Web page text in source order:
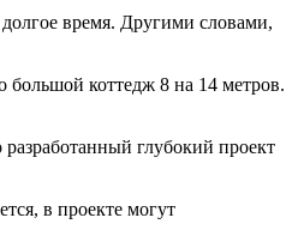
время. Другими словами,
большой коттедж 8 на 14 метров.
глубокий проект
в проекте могут